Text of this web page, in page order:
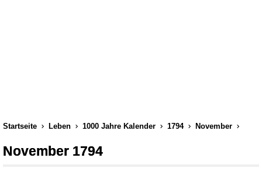
Startseite Leben 1000 Jahre Kalender 1794 November
November 1794